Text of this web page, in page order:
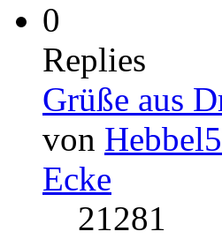
0
Replies
Grüße aus
von
Ecke
21281